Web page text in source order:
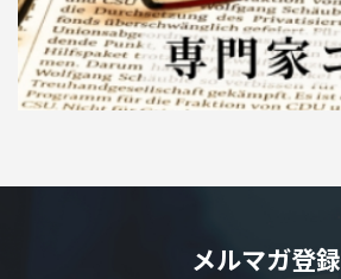
メルマガ登録